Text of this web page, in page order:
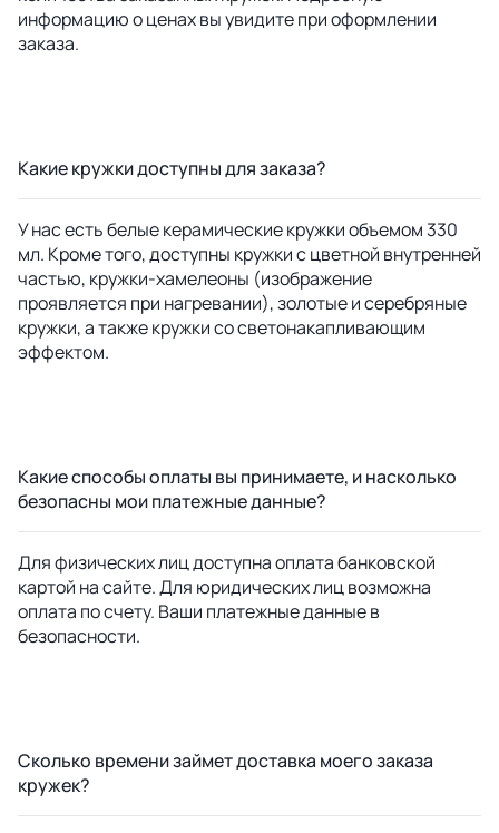
информацию о ценах вы увидите при оформлении
заказа.
Какие кружки доступны для заказа?
У нас есть белые керамические кружки объемом 330
мл. Кроме того, доступны кружки с цветной внутренней
частью, кружки-хамелеоны (изображение
проявляется при нагревании), золотые и серебряные
кружки, а также кружки со светонакапливающим
эффектом.
Какие способы оплаты вы принимаете, и насколько
безопасны мои платежные данные?
Для физических лиц доступна оплата банковской
картой на сайте. Для юридических лиц возможна
оплата по счету. Ваши платежные данные в
безопасности.
Сколько времени займет доставка моего заказа
кружек?